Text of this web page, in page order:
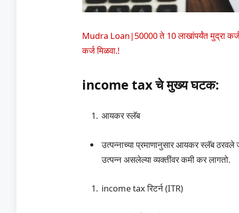
Mudra Loan|50000 ते 10 लाखांपर्यंत मुद्रा
कर्ज मिळवा.!
income tax चे मुख्य घटक:
आयकर स्लॅब
उत्पन्नाच्या प्रमाणानुसार आयकर स्लॅब
उत्पन्न असलेल्या व्यक्तींवर कमी कर लागतो.
income tax रिटर्न (ITR)